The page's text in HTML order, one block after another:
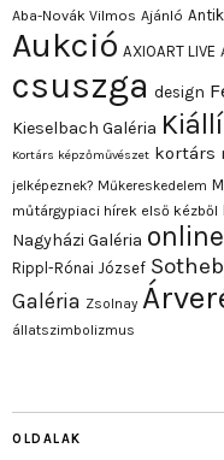
Aba-Novák Vilmos Ajánló
Aukció AXIOART LIVE
csuszga design
Kieselbach Galéria
Kortárs képzőművészet kortárs
jelképeznek? Műkereskedelem
műtárgypiaci hírek első kézből
Nagyházi Galéria
Rippl-Rónai József
Galéria Zsolnay
állatszimbolizmus
OLDALAK